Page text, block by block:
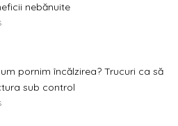
nebănuite
pornim încălzirea? Trucuri ca să
sub control